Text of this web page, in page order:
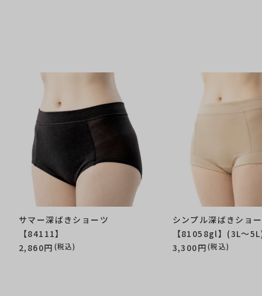
サマー深ばきショーツ
【84111】
2,860円 (税込)
シンプル深ばきショ
【81058gl】(3L～
3,300円(税込)